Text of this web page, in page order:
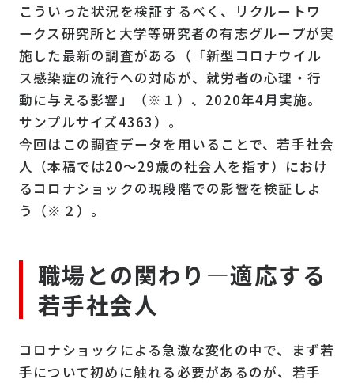
こういった状況を検証するべく、リクルートワ
ークス研究所と大学等研究者の有志グループが実
施した最新の調査がある（「新型コロナウイル
ス感染症の流行への対応が、就労者の心理・行
動に与える影響」（※１）、2020年4月実施。
サンプルサイズ4363）。
今回はこの調査データを用いることで、若手社会
人（本稿では20～29歳の社会人を指す）におけ
るコロナショックの現段階での影響を検証しよ
う（※２）。
職場との関わり―適応する
若手社会人
コロナショックによる急激な変化の中で、まず若
手について初めに触れる必要があるのが、若手